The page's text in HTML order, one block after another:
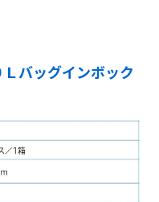
バッグインボック